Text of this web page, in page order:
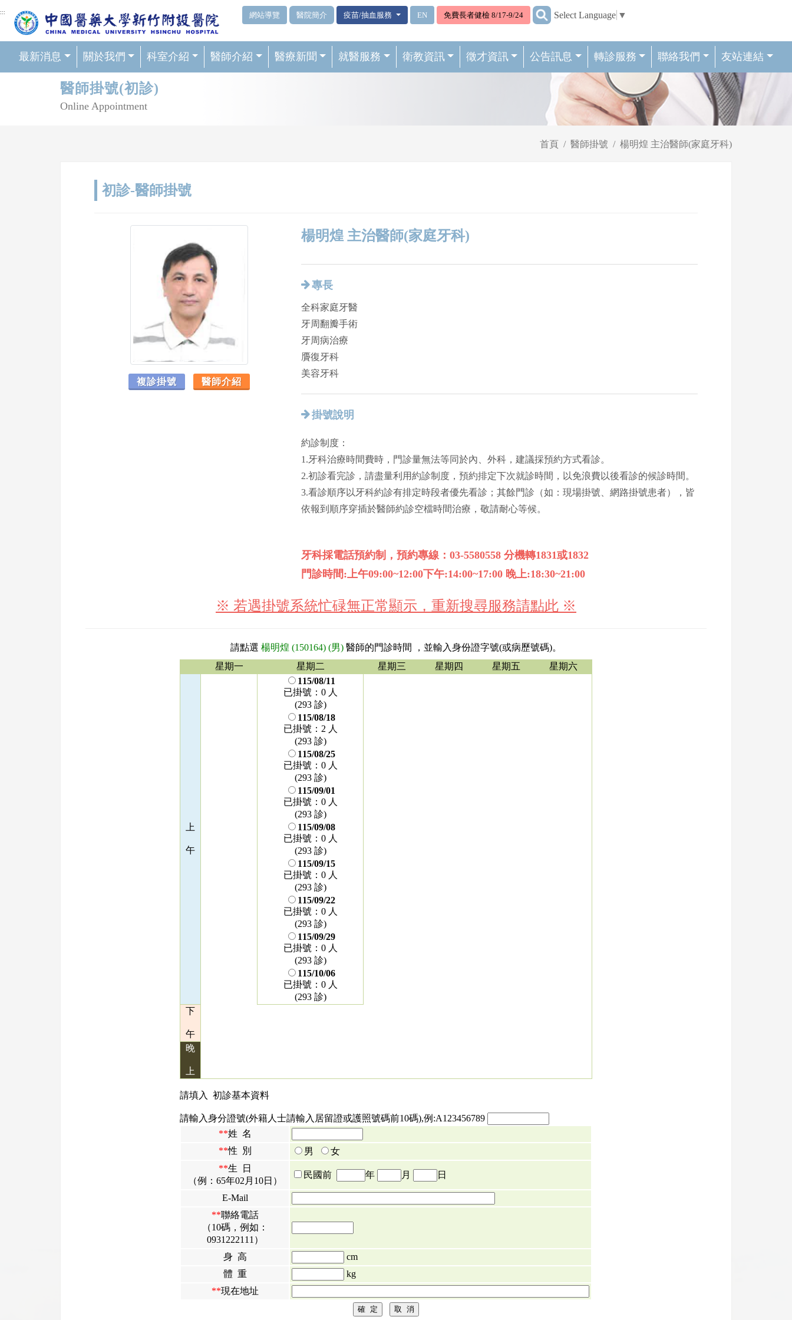
網頁頂端重要消息及連結
::: 網站導覽 醫院簡介 疫苗/抽血服務 EN 免費長者健檢 8/17-9/24 ::: Select Language ▼
最新消息 關於我們 科室介紹 醫師介紹 醫療新聞 就醫服務 衛教資訊 徵才資訊 公告訊息 轉診服務 聯絡我們 友站連結
醫師掛號(初診)
Online Appointment
首頁 醫師掛號 楊明煌 主治醫師(家庭牙科)
初診-醫師掛號
複診掛號 醫師介紹
楊明煌 主治醫師(家庭牙科)
專長
全科家庭牙醫
牙周翻瓣手術
牙周病治療
贗復牙科
美容牙科
掛號說明
約診制度：
1.牙科治療時間費時，門診量無法等同於內、外科，建議採預約方式看診。
2.初診看完診，請盡量利用約診制度，預約排定下次就診時間，以免浪費以後看診的候診時間。
3.看診順序以牙科約診有排定時段者優先看診；其餘門診（如：現場掛號、網路掛號患者），皆
依報到順序穿插於醫師約診空檔時間治療，敬請耐心等候。
牙科採電話預約制，預約專線：03-5580558 分機轉1831或1832
門診時間:上午09:00~12:00下午:14:00~17:00 晚上:18:30~21:00
※ 若遇掛號系統忙碌無正常顯示，重新搜尋服務請點此 ※
請點選 楊明煌 (150164) (男) 醫師的門診時間 ，並輸入身份證字號(或病歷號碼)。